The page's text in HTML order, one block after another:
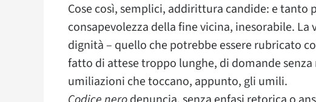
Cose così, semplici, addirittura candide: e tanto
consapevolezza della fine vicina, inesorabile. La
dignità – quello che potrebbe essere rubricato
fatto di attese troppo lunghe, di domande
umiliazioni che toccano, appunto, gli umili.